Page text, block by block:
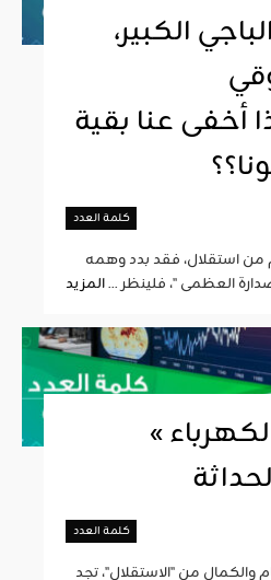
الكبير،
أخفى عنا بقية
كلمة العدد
العظمى "، فلينظر ...
« حين يفضح الكهرباء
كلمة العدد